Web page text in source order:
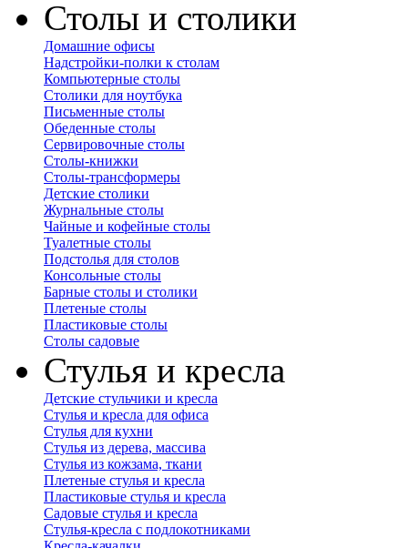
Столы и столики
Домашние офисы
Надстройки-полки к столам
Компьютерные столы
Столики для ноутбука
Письменные столы
Обеденные столы
Сервировочные столы
Столы-книжки
Столы-трансформеры
Детские столики
Журнальные столы
Чайные и кофейные столы
Туалетные столы
Подстолья для столов
Консольные столы
Барные столы и столики
Плетеные столы
Пластиковые столы
Столы садовые
Стулья и кресла
Детские стульчики и кресла
Стулья и кресла для офиса
Стулья для кухни
Стулья из дерева, массива
Стулья из кожзама, ткани
Плетеные стулья и кресла
Пластиковые стулья и кресла
Садовые стулья и кресла
Стулья-кресла с подлокотниками